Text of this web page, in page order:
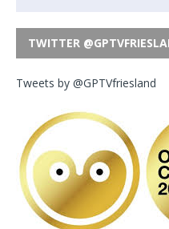
TWITTER
Tweets by @GPTVfriesland